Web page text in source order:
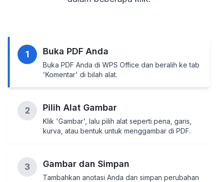
1 Buka PDF Anda
Buka PDF Anda di WPS Office dan beralih ke tab
'Komentar' di bilah alat.
2 Pilih Alat Gambar
Klik 'Gambar', lalu pilih alat seperti pena, garis,
kurva, atau bentuk untuk menggambar di PDF.
3 Gambar dan Simpan
Tambahkan anotasi Anda dan simpan perubahan